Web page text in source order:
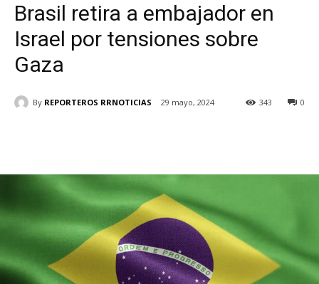
Brasil retira a embajador en
Israel por tensiones sobre
Gaza
By REPORTEROS RRNOTICIAS 29 mayo, 2024 0
343